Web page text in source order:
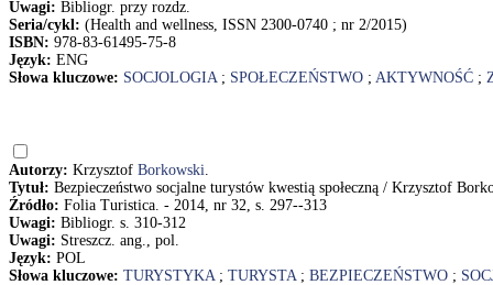
Uwagi: Bibliogr. przy rozdz.
Seria/cykl: (Health and wellness, ISSN 2300-0740 ; nr 2/2015)
ISBN: 978-83-61495-75-8
Język: ENG
Słowa kluczowe: SOCJOLOGIA; SPOŁECZEŃSTWO ; AKTYWNOŚĆ ;
Autorzy: Krzysztof Borkowski.
Tytuł: Bezpieczeństwo socjalne turystów kwestią społeczną / Krzysztof
Źródło: Folia Turistica. - 2014, nr 32, s. 297--313
Uwagi: Bibliogr. s. 310-312
Uwagi: Streszcz. ang., pol.
Język: POL
Słowa kluczowe: TURYSTYKA; TURYSTA; BEZPIECZEŃSTWO ;